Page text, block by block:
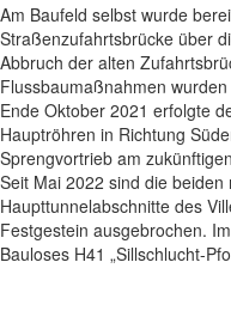
Am Baufeld selbst wurde
Straßenzufahrtsbrücke über
Abbruch der alten
Flussbaumaßnahmen
Ende Oktober 2021 erfolgte
Hauptröhren in Richtung
Sprengvortrieb am
Seit Mai 2022 sind die
Haupttunnelabschnitte des
Festgestein ausgebrochen.
Bauloses H41 „Sillschlucht-